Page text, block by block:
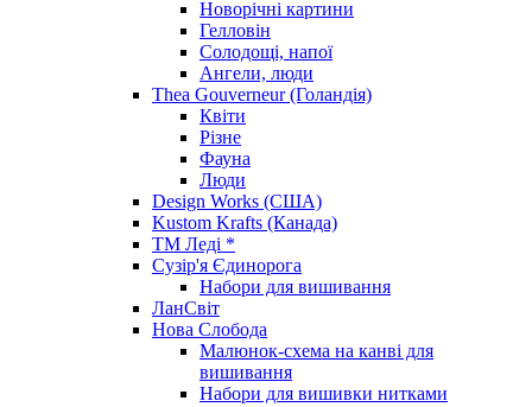
Новорічні картини
Гелловін
Солодощі, напої
Ангели, люди
Thea Gouverneur (Голандія)
Квіти
Різне
Фауна
Люди
Design Works (США)
Kustom Krafts (Канада)
ТМ Леді *
Сузір'я Єдинорога
Набори для вишивання
ЛанСвіт
Нова Слобода
Малюнок-схема на канві для
вишивання
Набори для вишивки нитками